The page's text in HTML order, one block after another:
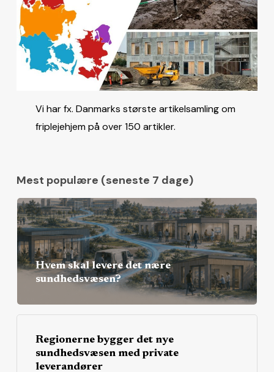
Vi har fx. Danmarks største artikelsamling om
friplejehjem på over 150 artikler.
Mest populære (seneste 7 dage)
Hvem skal levere det nære
sundhedsvæsen?
Regionerne bygger det nye
sundhedsvæsen med private
leverandører